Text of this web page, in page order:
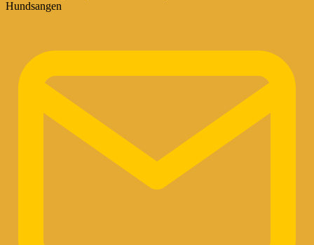
Hundsangen